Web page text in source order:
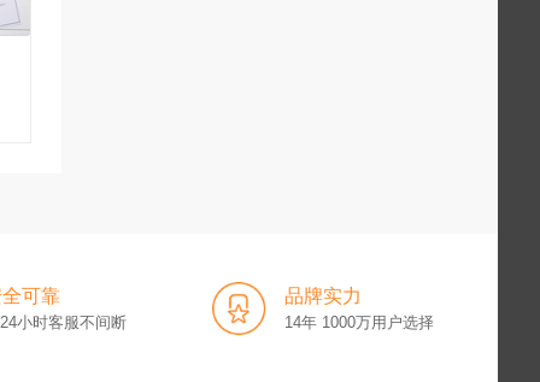
可靠
小时客服不间断
品牌实力
14年 1000万用户选择